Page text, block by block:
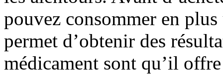
pouvez consommer en
permet d’obtenir des
médicament sont qu’il